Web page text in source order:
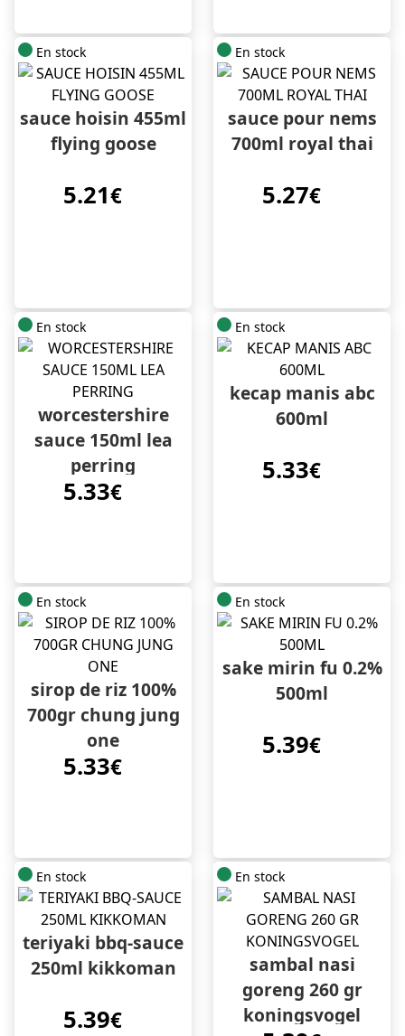
En stock
sauce hoisin 455ml
flying goose
5.21€
En stock
sauce pour nems
700ml royal thai
5.27€
En stock
worcestershire
sauce 150ml lea
perring
5.33€
En stock
kecap manis abc
600ml
5.33€
En stock
sirop de riz 100%
700gr chung jung
one
5.33€
En stock
sake mirin fu 0.2%
500ml
5.39€
En stock
teriyaki bbq-sauce
250ml kikkoman
5.39€
En stock
sambal nasi
goreng 260 gr
koningsvogel